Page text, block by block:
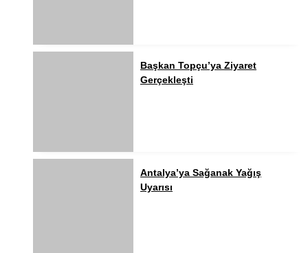
Başkan Topçu’ya Ziyaret
Gerçekleşti
Antalya’ya Sağanak Yağış
Uyarısı